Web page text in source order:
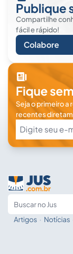
Publique
Compartilhe
fácil e rápido!
Colabore
Fique
Seja o primeiro a
recentes
Artigos · Notícias